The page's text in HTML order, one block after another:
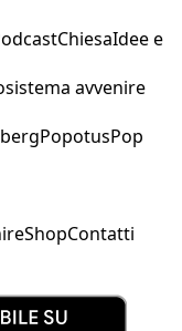
ChiesaIdee e
avvenire
PopotusPop
ShopContatti